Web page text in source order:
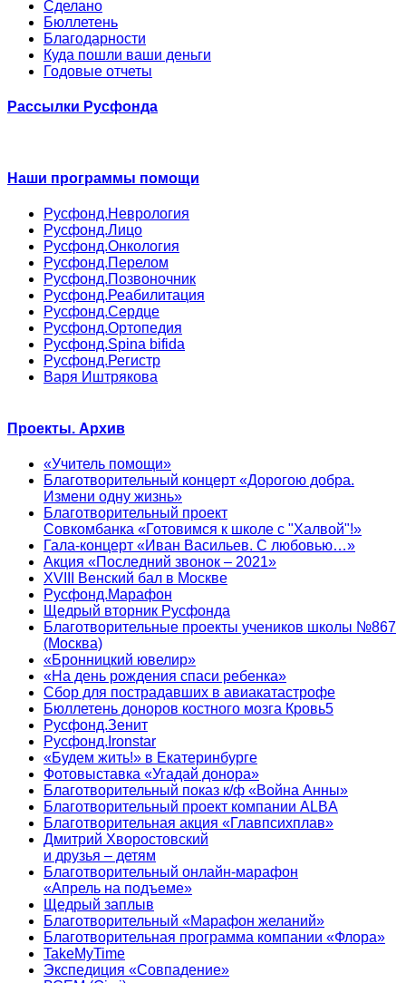
Сделано
Бюллетень
Благодарности
Куда пошли ваши деньги
Годовые отчеты
Рассылки Русфонда
Наши программы помощи
Русфонд.Неврология
Русфонд.Лицо
Русфонд.Онкология
Русфонд.Перелом
Русфонд.Позвоночник
Русфонд.Реабилитация
Русфонд.Сердце
Русфонд.Ортопедия
Русфонд.Spina bifida
Русфонд.Регистр
Варя Иштрякова
Проекты. Архив
«Учитель помощи»
Благотворительный концерт «Дорогою добра.
Измени одну жизнь»
Благотворительный проект
Совкомбанка «Готовимся к школе с "Халвой"!»
Гала-концерт «Иван Васильев. С любовью…»
Акция «Последний звонок – 2021»
XVIII Венский бал в Москве
Русфонд.Марафон
Щедрый вторник Русфонда
Благотворительные проекты учеников школы №867
(Москва)
«Бронницкий ювелир»
«На день рождения спаси ребенка»
Сбор для пострадавших в авиакатастрофе
Бюллетень доноров костного мозга Кровь5
Русфонд.Зенит
Русфонд.Ironstar
«Будем жить!» в Екатеринбурге
Фотовыставка «Угадай донора»
Благотворительный показ к/ф «Война Анны»
Благотворительный проект компании ALBA
Благотворительная акция «Главпсихплав»
Дмитрий Хворостовский
и друзья – детям
Благотворительный онлайн‑марафон
«Апрель на подъеме»
Щедрый заплыв
Благотворительный «Марафон желаний»
Благотворительная программа компании «Флора»
TakeMyTime
Экспедиция «Совпадение»